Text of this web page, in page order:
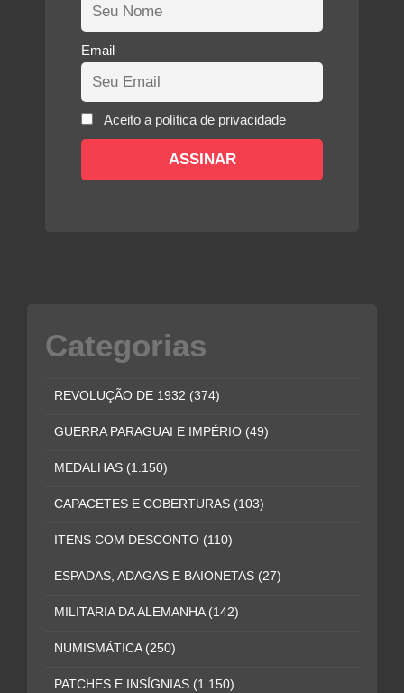
Email
Aceito a política de privacidade
Categorias
REVOLUÇÃO DE 1932 (374)
GUERRA PARAGUAI E IMPÉRIO (49)
MEDALHAS (1.150)
CAPACETES E COBERTURAS (103)
ITENS COM DESCONTO (110)
ESPADAS, ADAGAS E BAIONETAS (27)
MILITARIA DA ALEMANHA (142)
NUMISMÁTICA (250)
PATCHES E INSÍGNIAS (1.150)